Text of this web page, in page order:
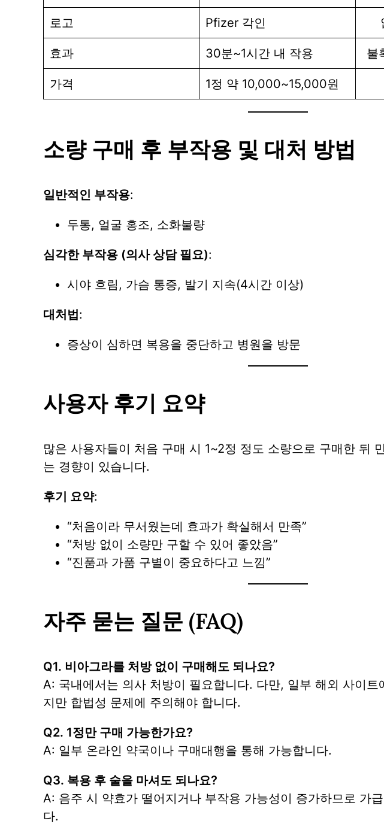
로고 Pfizer 각인
효과 30분~1시간 내 작용 불
가격 1정 약 10,000~15,000원
소량 구매 후 부작용 및 대처 방법
일반적인 부작용:
두통, 얼굴 홍조, 소화불량
심각한 부작용 (의사 상담 필요):
시야 흐림, 가슴 통증, 발기 지속(4시간 이상)
대처법:
증상이 심하면 복용을 중단하고 병원을 방문
사용자 후기 요약
많은 사용자들이 처음 구매 시 1~2정 정도 소량으로 구매한 뒤
는 경향이 있습니다.
후기 요약:
“처음이라 무서웠는데 효과가 확실해서 만족”
“처방 없이 소량만 구할 수 있어 좋았음”
“진품과 가품 구별이 중요하다고 느낌”
자주 묻는 질문 (FAQ)
Q1. 비아그라를 처방 없이 구매해도 되나요?
A: 국내에서는 의사 처방이 필요합니다. 다만, 일부 해외 사이트
지만 합법성 문제에 주의해야 합니다.
Q2. 1정만 구매 가능한가요?
A: 일부 온라인 약국이나 구매대행을 통해 가능합니다.
Q3. 복용 후 술을 마셔도 되나요?
A: 음주 시 약효가 떨어지거나 부작용 가능성이 증가하므로 가
다.